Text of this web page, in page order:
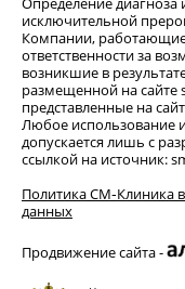
исключительной
Компании,
ответственности за
возникшие в
размещенной на
представленные на
Любое использование
допускается лишь с
ссылкой на источник:
Политика СМ‑Клиника
данных
Продвижение сайта -